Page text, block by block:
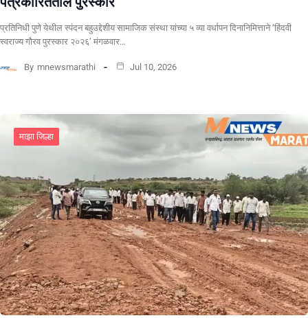
प्रतिनिधी पुणे येथील स्पंदन बहुउद्देशीय सामाजिक संस्था यांच्या ५ व्या वर्धापन दिनानिमित्ताने ‘हिंदवी
स्वराज्य गौरव पुरस्कार २०२६’ मंगळवार…
By mnewsmarathi Jul 10, 2026
माझा जिल्हा